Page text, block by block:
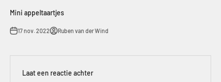
Mini appeltaartjes
17 nov. 2022 Ruben van der Wind
Laat een reactie achter